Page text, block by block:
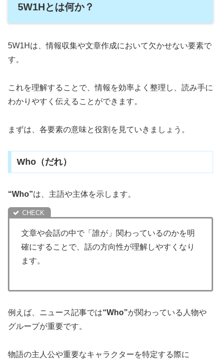
5W1Hとは何か？
5W1Hは、情報収集や文章作成において欠かせない要素で
す。
これを理解することで、情報を効率よく整理し、読み手に
わかりやすく伝えることができます。
まずは、各要素の意味と役割を見ていきましょう。
Who（だれ）
“Who”は、主語や主体を示します。
文章や会話の中で「誰が」関わっているのかを明
確にすることで、話の方向性が理解しやすくなり
ます。
例えば、ニュース記事では“Who”が関わっている人物や
グループが重要です。
物語の主人公や重要なキャラクターを特定する際に